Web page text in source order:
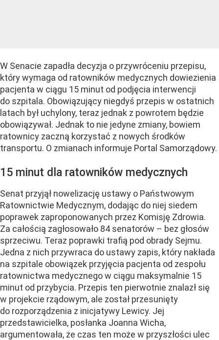
W Senacie zapadła decyzja o przywróceniu przepisu,
który wymaga od ratowników medycznych dowiezienia
pacjenta w ciągu 15 minut od podjęcia interwencji
do szpitala. Obowiązujący niegdyś przepis w ostatnich
latach był uchylony, teraz jednak z powrotem będzie
obowiązywał. Jednak to nie jedyne zmiany, bowiem
ratownicy zaczną korzystać z nowych środków
transportu. O zmianach informuje Portal Samorządowy.
15 minut dla ratowników medycznych
Senat przyjął nowelizację ustawy o Państwowym
Ratownictwie Medycznym, dodając do niej siedem
poprawek zaproponowanych przez Komisję Zdrowia.
Za całością zagłosowało 84 senatorów – bez głosów
sprzeciwu. Teraz poprawki trafią pod obrady Sejmu.
Jedna z nich przywraca do ustawy zapis, który nakłada
na szpitale obowiązek przyjęcia pacjenta od zespołu
ratownictwa medycznego w ciągu maksymalnie 15
minut od przybycia. Przepis ten pierwotnie znalazł się
w projekcie rządowym, ale został przesunięty
do rozporządzenia z inicjatywy Lewicy. Jej
przedstawicielka, posłanka Joanna Wicha,
argumentowała, że czas ten może w przyszłości ulec